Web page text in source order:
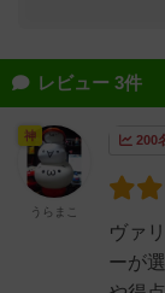
レビュー 3件
200
ヴァ
ーが
神
うらまこ